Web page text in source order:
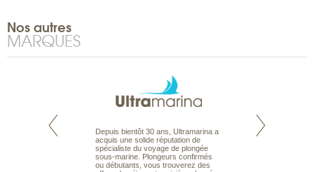
Nos autres
MARQUES
est le spécialiste
Depuis bientôt 30 ans, Ultramarina a
acquis une solide réputation de
spécialiste du voyage de plongée
sous-marine. Plongeurs confirmés
ou débutants, vous trouverez des
Expert du voyage